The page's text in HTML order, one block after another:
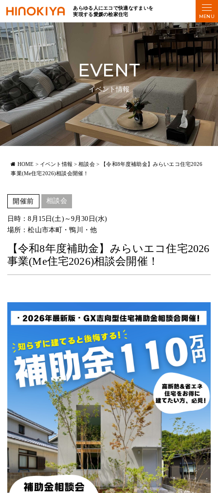
あらゆる人にエコで快適なすまいを
実現する愛媛の桧家住宅
EVENT
イベント情報
HOME > イベント情報 >相談会>
【令和8年度補助金】みらいエコ住宅2026
事業(Me住宅2026)相談会開催！
開催前 相談会
日時：8月15日(土)～9月30日(水)
場所：松山市本町・鴨川・他
【令和8年度補助金】みらいエコ住宅2026
事業(Me住宅2026)相談会開催！